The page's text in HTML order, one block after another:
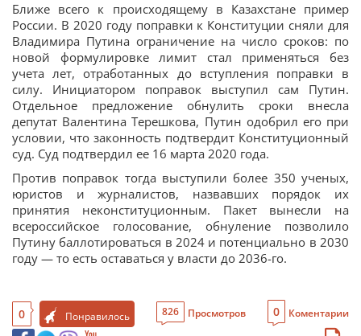
Ближе всего к происходящему в Казахстане пример
России. В 2020 году поправки к Конституции сняли для
Владимира Путина ограничение на число сроков: по
новой формулировке лимит стал применяться без
учета лет, отработанных до вступления поправки в
силу. Инициатором поправок выступил сам Путин.
Отдельное предложение обнулить сроки внесла
депутат Валентина Терешкова, Путин одобрил его при
условии, что законность подтвердит Конституционный
суд. Суд подтвердил ее 16 марта 2020 года.
Против поправок тогда выступили более 350 ученых,
юристов и журналистов, назвавших порядок их
принятия неконституционным. Пакет вынесли на
всероссийское голосование, обнуление позволило
Путину баллотироваться в 2024 и потенциально в 2030
году — то есть оставаться у власти до 2036-го.
0 Понравилось 826 Просмотров 0 Коментарии